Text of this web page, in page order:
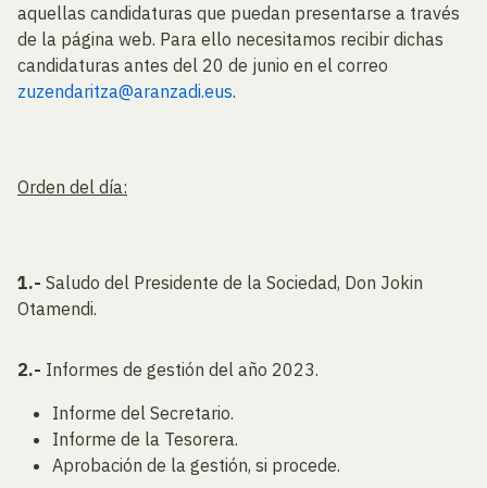
aquellas candidaturas que puedan presentarse a través
de la página web. Para ello necesitamos recibir dichas
candidaturas antes del 20 de junio en el correo
zuzendaritza@aranzadi.eus.
Orden del día:
1.- Saludo del Presidente de la Sociedad, Don Jokin
Otamendi.
2.- Informes de gestión del año 2023.
Informe del Secretario.
Informe de la Tesorera.
Aprobación de la gestión, si procede.